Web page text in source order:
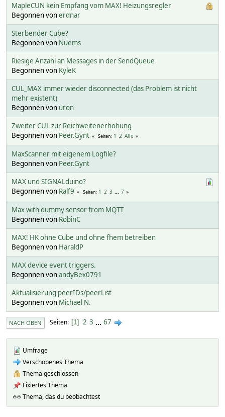
MapleCUN kein Empfang vom MAX! Heizungsregler
Begonnen vonerdnar
Sterbender Cube?
Begonnen von Nuems
Riesige Anzahl an Messages in der SendQueue
Begonnen von KyleK
CUL_MAX immer wieder disconnected (das Problem ist nicht
mehr existent)
Begonnen von uron
Zweiter CUL zur Reichweitenerhöhung
Begonnen von Peer.Gynt Seiten 1 2 Alle
MaxScanner mit eigenem Logfile?
Begonnen von Peer.Gynt
MAX und SIGNALduino?
Begonnen von Ralf9 Seiten 1 2 3 ... 7
Max with dummy sensor from MQTT
Begonnen von RobinC
MAX! HK ohne Cube und ohne fhem betreiben
Begonnen von HaraldP
MAX device event triggers.
Begonnen vonandyBex0791
Aktualisierung peerIDs/peerList
Begonnen von Michael N.
NACH OBEN Seiten 1 2 3 ... 67
Umfrage
Verschobenes Thema
Thema geschlossen
Fixiertes Thema
Thema, das du beobachtest